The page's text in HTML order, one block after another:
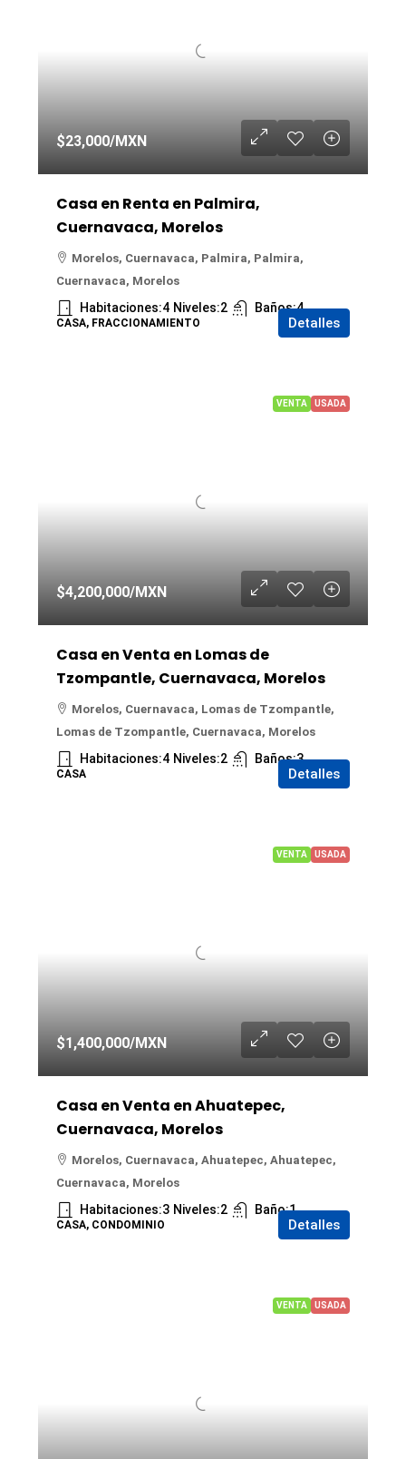
$23,000/MXN
Casa en Renta en Palmira,
Cuernavaca, Morelos
Morelos, Cuernavaca, Palmira, Palmira,
Cuernavaca, Morelos
Habitaciones:4 Niveles:2 Baños:4
CASA, FRACCIONAMIENTO Detalles
VENTA USADA
$4,200,000/MXN
Casa en Venta en Lomas de
Tzompantle, Cuernavaca, Morelos
Morelos, Cuernavaca, Lomas de Tzompantle,
Lomas de Tzompantle, Cuernavaca, Morelos
Habitaciones:4 Niveles:2 Baños:3
CASA Detalles
VENTA USADA
$1,400,000/MXN
Casa en Venta en Ahuatepec,
Cuernavaca, Morelos
Morelos, Cuernavaca, Ahuatepec, Ahuatepec,
Cuernavaca, Morelos
Habitaciones:3 Niveles:2 Baño:1
CASA, CONDOMINIO Detalles
VENTA USADA